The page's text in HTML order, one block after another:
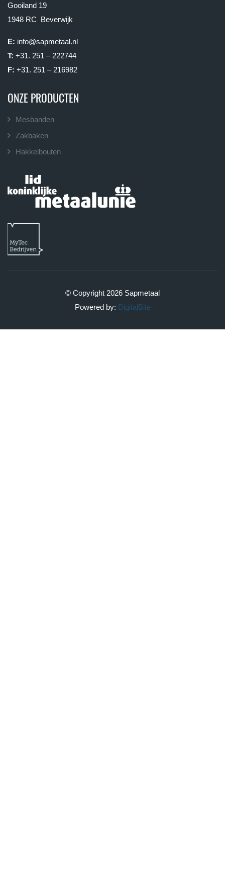
Gooiland 19
1948 RC Beverwijk
E: info@sapmetaal.nl
T: +31. 251 – 222744
F: +31. 251 – 216982
ONZE PRODUCTEN
Mesbanden
Zakbaken
Hakkelbouten
© Copyright 2026 Sapmetaal
Powered by: DigitalBite